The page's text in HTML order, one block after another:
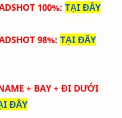
100%: TẠI ĐÂY
98%: TẠI ĐÂY
+ BAY + ĐI DƯỚI
ĐÂY